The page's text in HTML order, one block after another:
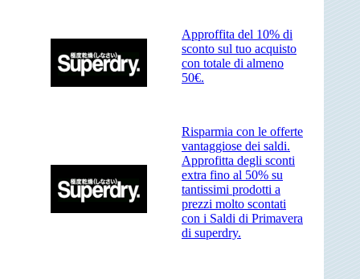
Approffita del 10% di
sconto sul tuo acquisto
con totale di almeno
50€.
Risparmia con le offerte
vantaggiose dei saldi.
Approfitta degli sconti
extra fino al 50% su
tantissimi prodotti a
prezzi molto scontati
con i Saldi di Primavera
di superdry.